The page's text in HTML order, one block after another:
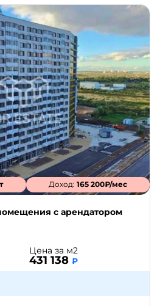
Доход: 165 200₽/мес
с арендатором
Цена за м2
431 138 ₽